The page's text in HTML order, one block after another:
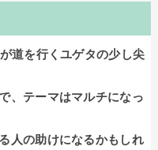
道を行くユゲタの少し尖
、テーマはマルチになっ
人の助けになるかもしれ